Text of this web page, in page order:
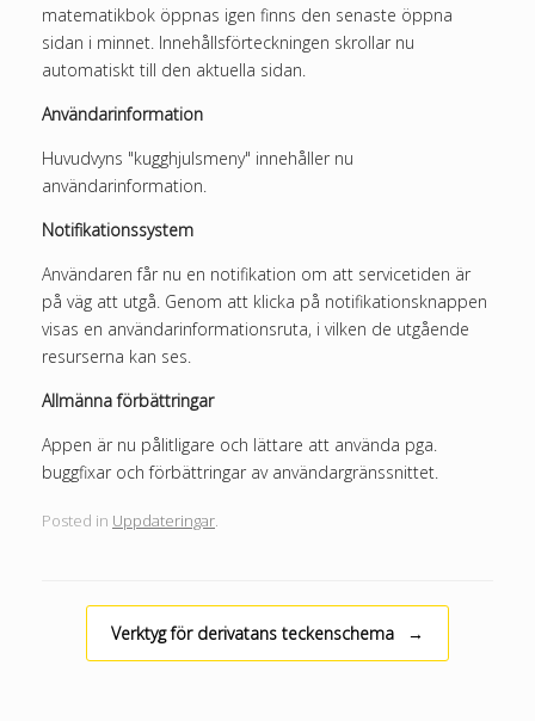
matematikbok öppnas igen finns den senaste öppna
sidan i minnet. Innehållsförteckningen skrollar nu
automatiskt till den aktuella sidan.
Användarinformation
Huvudvyns "kugghjulsmeny" innehåller nu
användarinformation.
Notifikationssystem
Användaren får nu en notifikation om att servicetiden är
på väg att utgå. Genom att klicka på notifikationsknappen
visas en användarinformationsruta, i vilken de utgående
resurserna kan ses.
Allmänna förbättringar
Appen är nu pålitligare och lättare att använda pga.
buggfixar och förbättringar av användargränssnittet.
Posted in Uppdateringar
Post navigation
Verktyg för derivatans teckenschema →